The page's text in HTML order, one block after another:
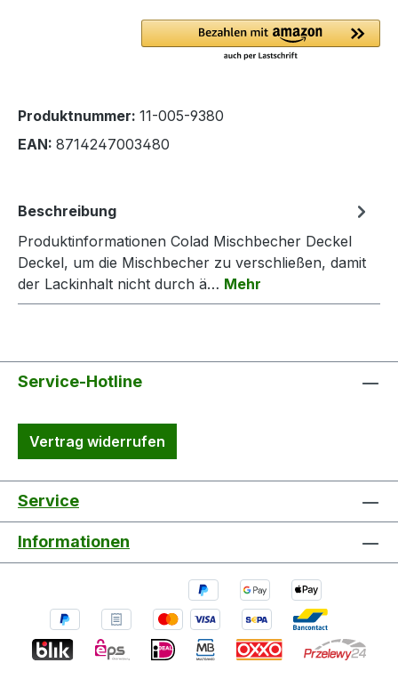
Produktnummer: 11-005-9380
EAN: 8714247003480
Beschreibung
Produktinformationen Colad Mischbecher Deckel
Deckel, um die Mischbecher zu verschließen, damit
der Lackinhalt nicht durch ä… Mehr
Service-Hotline
Vertrag widerrufen
Service
Informationen